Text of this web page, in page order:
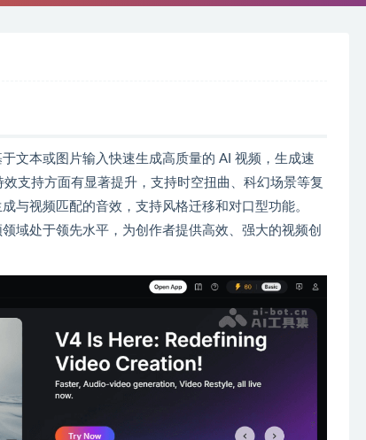
文本或图片输入快速生成高质量的 AI 视频，生成速
支持方面有显著提升，支持时空扭曲、科幻场景等复
与视频匹配的音效，支持风格迁移和对口型功能。
域处于领先水平，为创作者提供高效、强大的视频创